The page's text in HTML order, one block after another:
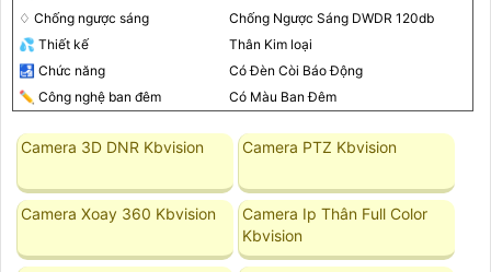
♢ Chống ngược sáng
Chống Ngược Sáng DWDR 120db
💦 Thiết kế
Thân Kim loại
🛃 Chức năng
Có Ðèn Còi Báo Động
✏ Công nghệ ban đêm
Có Màu Ban Ðêm
Camera 3D DNR Kbvision Camera PTZ Kbvision
Camera Xoay 360 Kbvision
Camera Ip Thân Full Color
Kbvision